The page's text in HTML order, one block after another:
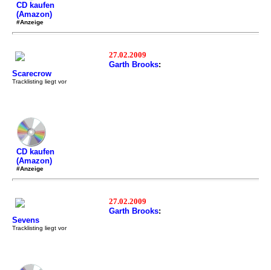
CD kaufen
(Amazon)
#Anzeige
27.02.2009
Garth Brooks:
Scarecrow
Tracklisting liegt vor
CD kaufen
(Amazon)
#Anzeige
27.02.2009
Garth Brooks:
Sevens
Tracklisting liegt vor